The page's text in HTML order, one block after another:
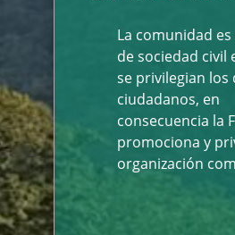
La comunidad
de sociedad civil
se privilegian los
ciudadanos, en
consecuencia la
promociona y
organización